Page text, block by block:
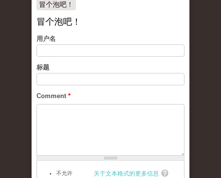
冒个泡吧！
冒个泡吧！
用户名
标题
Comment *
关于文本格式的更多信息
不允许